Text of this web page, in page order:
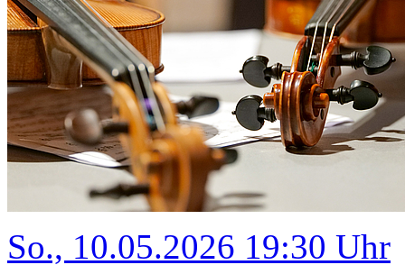
So., 10.05.2026 19:30 Uhr